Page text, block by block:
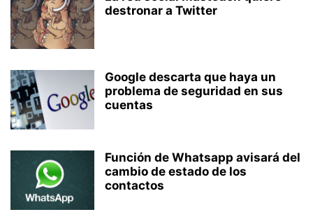
destronar a Twitter
Google descarta que haya un
problema de seguridad en sus
cuentas
Función de Whatsapp avisará del
cambio de estado de los
contactos